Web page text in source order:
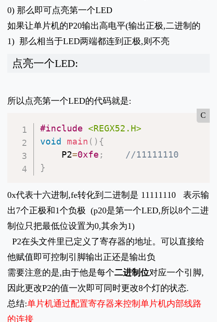
0) 那么即可点亮第一个LED
如果让单片机的P20输出高电平(输出正极,二进制的
1) 那么相当于LED两端都连到正极,则不亮
点亮一个LED:
所以点亮第一个LED的代码就是:
C
#include <REGX52.H>
void
main ( ) {
	P2
=0xfe ;
//11111110
}
0x代表十六进制,fe转化到二进制是 11111110 表示输
出7个正极和1个负极 (p20是第一个LED,所以8个二进
制位只把最低位设置为0,其余为1)
P2在头文件里已定义了寄存器的地址。可以直接给
他赋值即可控制引脚输出正还是输出负
需要注意的是,由于他是每个二进制位对应一个引脚,
因此更改P2的值一次即可同时更改8个灯的状态.
总结:单片机通过配置寄存器来控制单片机内部线路
的连接